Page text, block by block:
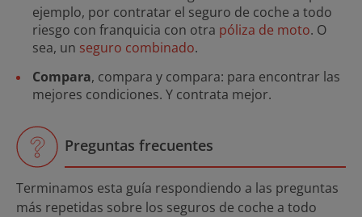
ejemplo, por contratar el seguro de coche a todo
riesgo con franquicia con otra póliza de moto. O
sea, un seguro combinado.
Compara, compara y compara: para encontrar las
mejores condiciones. Y contrata mejor.
Preguntas frecuentes
Terminamos esta guía respondiendo a las preguntas
más repetidas sobre los seguros de coche a todo